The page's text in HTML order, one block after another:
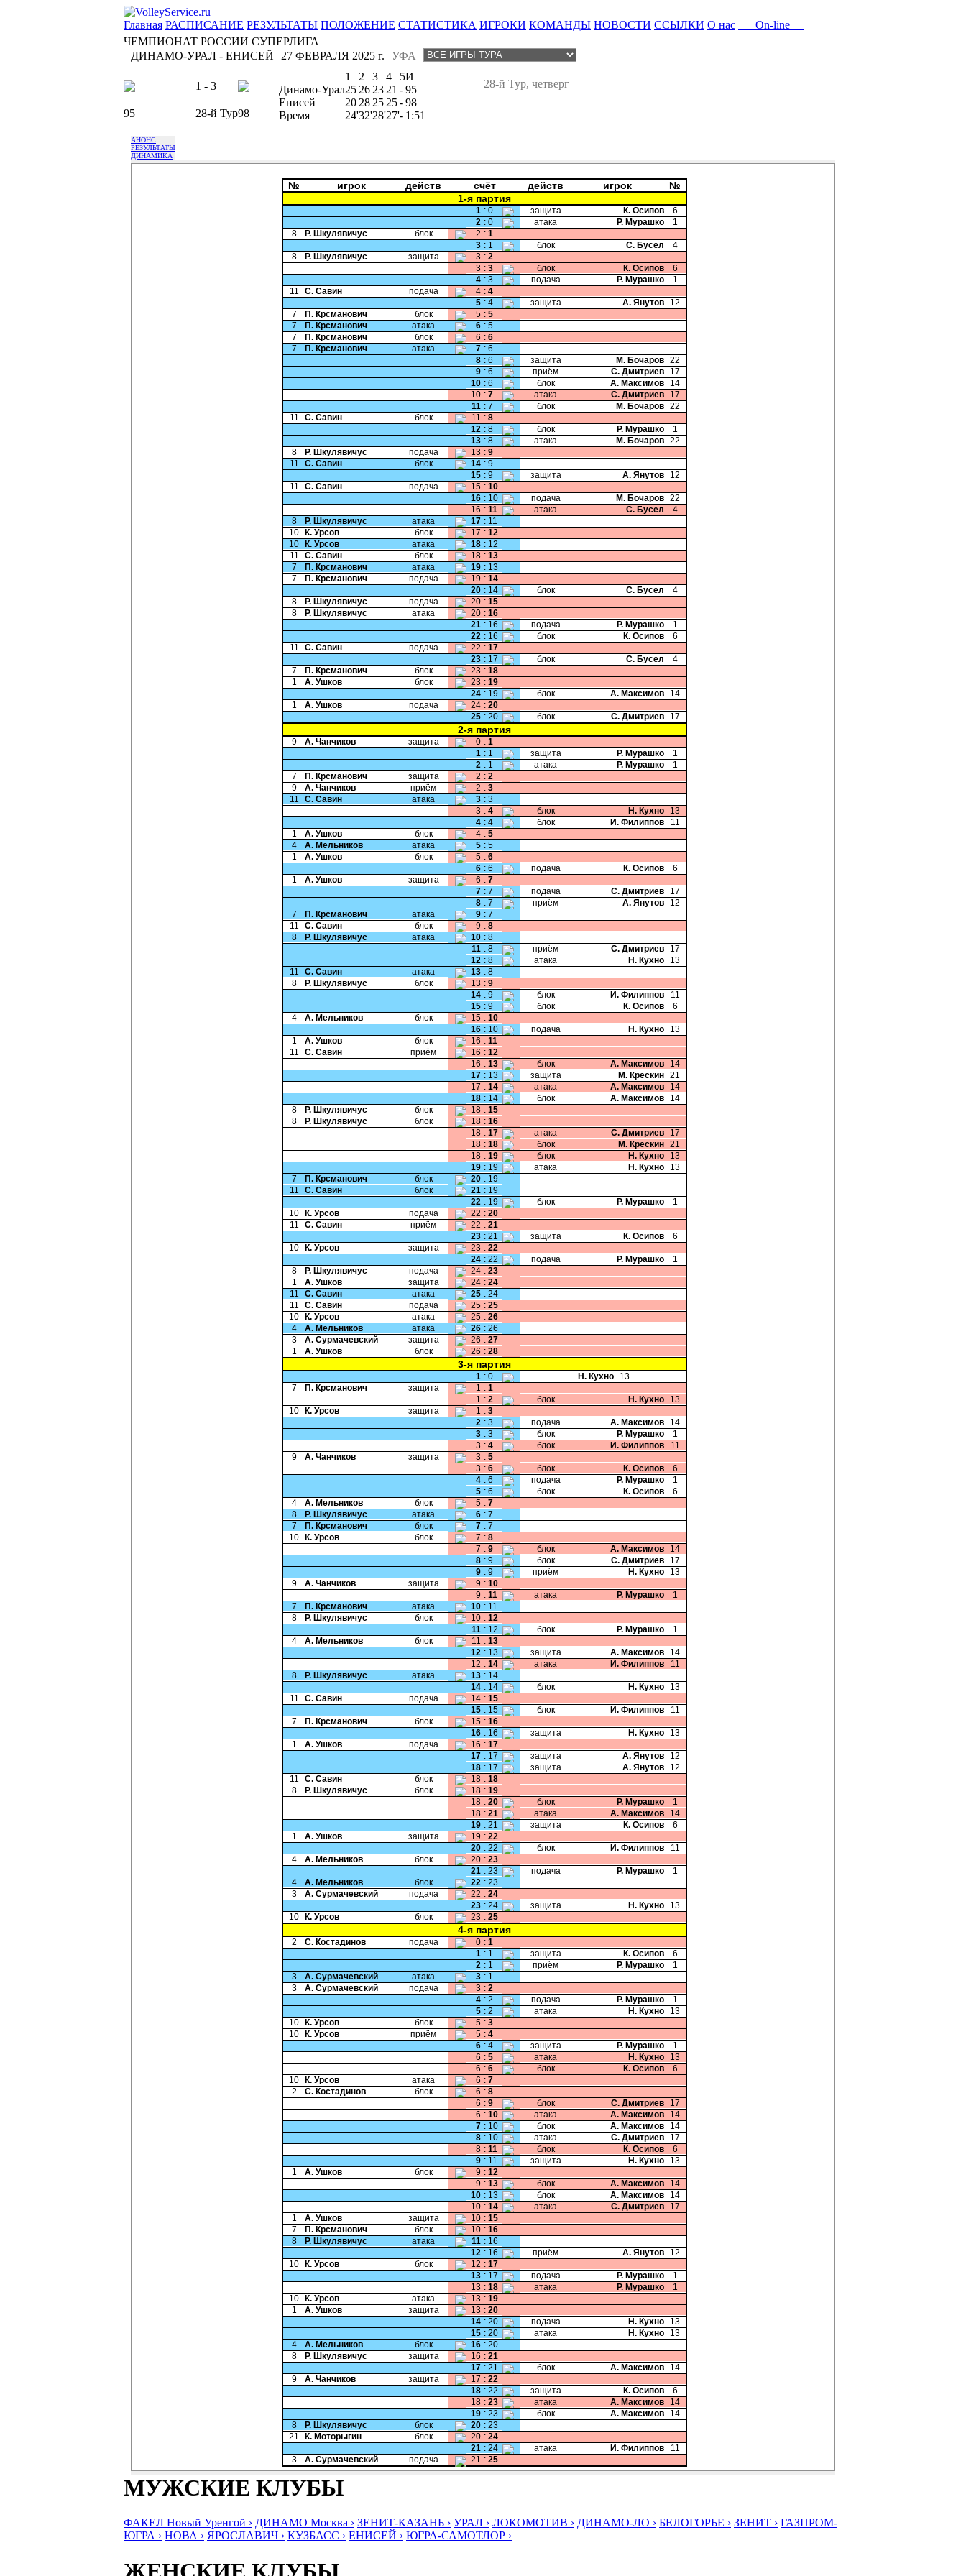
Главная РАСПИСАНИЕ РЕЗУЛЬТАТЫ ПОЛОЖЕНИЕ СТАТИСТИКА ИГРОКИ КОМАНДЫ НОВОСТИ ССЫЛКИ О нас
On-line
ЧЕМПИОНАТ РОССИИ СУПЕРЛИГА
ДИНАМО-УРАЛ - ЕНИСЕЙ
УФА
27 ФЕВРАЛЯ 2025 г.
1 - 3
95 28-й Тур98
28-й Тур, четверг
1 2 3 4 5И
Динамо-Урал25 26 23 21 -95
Енисей
20 28 25 25-98
Время
24'32'28'27'- 1:51
АНОНС
РЕЗУЛЬТАТЫ
ДИНАМИКА
№ игрок действ счёт действ игрок
№
1-я партия
1 : 0 защита К. Осипов
6
2 : 0 атака Р. Мурашко
1
8
Р. Шкулявичус блок 2 : 1
3 : 1 блок С. Бусел
4
8
Р. Шкулявичус защита 3 : 2
3 : 3 блок К. Осипов
6
4 : 3 подача Р. Мурашко
1
11
С. Савин подача 4 : 4
5 : 4 защита А. Янутов
12
7
П. Крсманович блок 5 : 5
7
П. Крсманович атака 6 : 5
7
П. Крсманович блок 6 : 6
7
П. Крсманович атака 7 : 6
8 : 6 защита М. Бочаров 22
9 : 6 приём С. Дмитриев
17
10 : 6 блок А. Максимов
14
10 : 7 атака С. Дмитриев
17
11 : 7 блок М. Бочаров 22
11
С. Савин блок 11 : 8
12 : 8 блок Р. Мурашко
1
13 : 8 атака М. Бочаров 22
8
Р. Шкулявичус подача 13 : 9
11
С. Савин блок 14 : 9
15 : 9 защита А. Янутов
12
11
С. Савин подача 15 : 10
16 : 10 подача М. Бочаров 22
16 : 11 атака С. Бусел
4
8
Р. Шкулявичус атака 17 : 11
10
К. Урсов блок 17 : 12
10
К. Урсов атака 18 : 12
11
С. Савин блок 18 : 13
7
П. Крсманович атака 19 : 13
7
П. Крсманович подача 19 : 14
20 : 14 блок С. Бусел
4
8
Р. Шкулявичус подача 20 : 15
8
Р. Шкулявичус атака 20 : 16
21 : 16 подача Р. Мурашко
1
22 : 16 блок К. Осипов
6
11
С. Савин подача 22 : 17
23 : 17 блок С. Бусел
4
7
П. Крсманович блок 23 : 18
1
А. Ушков блок 23 : 19
24 : 19 блок А. Максимов
14
1
А. Ушков подача 24 : 20
25 : 20 блок С. Дмитриев 17
2-я партия
9 А. Чанчиков защита 0 : 1
1 : 1 защита Р. Мурашко
1
2 : 1 атака Р. Мурашко
1
7
П. Крсманович защита 2 : 2
9
А. Чанчиков приём 2 : 3
11
С. Савин атака 3 : 3
3 : 4 блок Н. Кухно
13
4 : 4 блок И. Филиппов
11
1
А. Ушков блок 4 : 5
4
А. Мельников атака 5 : 5
1
А. Ушков блок 5 : 6
6 : 6 подача К. Осипов
6
1
А. Ушков защита 6 : 7
7 : 7 подача С. Дмитриев
17
8 : 7 приём А. Янутов
12
7
П. Крсманович атака 9 : 7
11
С. Савин блок 9 : 8
8
Р. Шкулявичус атака 10 : 8
11 : 8 приём С. Дмитриев
17
12 : 8 атака Н. Кухно
13
11
С. Савин атака 13 : 8
8
Р. Шкулявичус блок 13 : 9
14 : 9 блок И. Филиппов
11
15 : 9 блок К. Осипов
6
4
А. Мельников блок 15 : 10
16 : 10 подача Н. Кухно
13
1
А. Ушков блок 16 : 11
11
С. Савин приём 16 : 12
16 : 13 блок А. Максимов
14
17 : 13 защита М. Крескин 21
17 : 14 атака А. Максимов
14
18 : 14 блок А. Максимов
14
8
Р. Шкулявичус блок 18 : 15
8
Р. Шкулявичус блок 18 : 16
18 : 17 атака С. Дмитриев
17
18 : 18 блок М. Крескин 21
18 : 19 блок Н. Кухно
13
19 : 19 атака Н. Кухно
13
7
П. Крсманович блок 20 : 19
11
С. Савин блок 21 : 19
22 : 19 блок Р. Мурашко
1
10
К. Урсов подача 22 : 20
11
С. Савин приём 22 : 21
23 : 21 защита К. Осипов
6
10
К. Урсов защита 23 : 22
24 : 22 подача Р. Мурашко
1
8
Р. Шкулявичус подача 24 : 23
1
А. Ушков защита 24 : 24
11
С. Савин атака 25 : 24
11
С. Савин подача 25 : 25
10
К. Урсов атака 25 : 26
4
А. Мельников атака 26 : 26
3
А. Сурмачевский защита 26 : 27
1
А. Ушков блок 26 : 28
3-я партия
1 : 0 Н. Кухно
13
7
П. Крсманович защита 1 : 1
1 : 2 блок Н. Кухно
13
10
К. Урсов защита 1 : 3
2 : 3 подача А. Максимов
14
3 : 3 блок Р. Мурашко
1
3 : 4 блок И. Филиппов
11
9
А. Чанчиков защита 3 : 5
3 : 6 блок К. Осипов
6
4 : 6 подача Р. Мурашко
1
5 : 6 блок К. Осипов
6
4
А. Мельников блок 5 : 7
8
Р. Шкулявичус атака 6 : 7
7
П. Крсманович блок 7 : 7
10
К. Урсов блок 7 : 8
7 : 9 блок А. Максимов
14
8 : 9 блок С. Дмитриев
17
9 : 9 приём Н. Кухно
13
9
А. Чанчиков защита 9 : 10
9 : 11 атака Р. Мурашко
1
7
П. Крсманович атака 10 : 11
8
Р. Шкулявичус блок 10 : 12
11 : 12 блок Р. Мурашко
1
4
А. Мельников блок 11 : 13
12 : 13 защита А. Максимов
14
12 : 14 атака И. Филиппов
11
8
Р. Шкулявичус атака 13 : 14
14 : 14 блок Н. Кухно
13
11
С. Савин подача 14 : 15
15 : 15 блок И. Филиппов
11
7
П. Крсманович блок 15 : 16
16 : 16 защита Н. Кухно
13
1
А. Ушков подача 16 : 17
17 : 17 защита А. Янутов
12
18 : 17 защита А. Янутов
12
11
С. Савин блок 18 : 18
8
Р. Шкулявичус блок 18 : 19
18 : 20 блок Р. Мурашко
1
18 : 21 атака А. Максимов
14
19 : 21 защита К. Осипов
6
1
А. Ушков защита 19 : 22
20 : 22 блок И. Филиппов
11
4
А. Мельников блок 20 : 23
21 : 23 подача Р. Мурашко
1
4
А. Мельников блок 22 : 23
3
А. Сурмачевский подача 22 : 24
23 : 24 защита Н. Кухно
13
10
К. Урсов блок 23 : 25
4-я партия
2 С. Костадинов подача 0 : 1
1 : 1 защита К. Осипов
6
2 : 1 приём Р. Мурашко
1
3
А. Сурмачевский атака 3 : 1
3
А. Сурмачевский подача 3 : 2
4 : 2 подача Р. Мурашко
1
5 : 2 атака Н. Кухно
13
10
К. Урсов блок 5 : 3
10
К. Урсов приём 5 : 4
6 : 4 защита Р. Мурашко
1
6 : 5 атака Н. Кухно
13
6 : 6 блок К. Осипов
6
10
К. Урсов атака 6 : 7
2
С. Костадинов блок 6 : 8
6 : 9 блок С. Дмитриев
17
6 : 10 атака А. Максимов
14
7 : 10 блок А. Максимов
14
8 : 10 атака С. Дмитриев
17
8 : 11 блок К. Осипов
6
9 : 11 защита Н. Кухно
13
1
А. Ушков блок 9 : 12
9 : 13 блок А. Максимов
14
10 : 13 блок А. Максимов
14
10 : 14 атака С. Дмитриев
17
1
А. Ушков защита 10 : 15
7
П. Крсманович блок 10 : 16
8
Р. Шкулявичус атака 11 : 16
12 : 16 приём А. Янутов
12
10
К. Урсов блок 12 : 17
13 : 17 подача Р. Мурашко
1
13 : 18 атака Р. Мурашко
1
10
К. Урсов атака 13 : 19
1
А. Ушков защита 13 : 20
14 : 20 подача Н. Кухно
13
15 : 20 атака Н. Кухно
13
4
А. Мельников блок 16 : 20
8
Р. Шкулявичус защита 16 : 21
17 : 21 блок А. Максимов
14
9
А. Чанчиков защита 17 : 22
18 : 22 защита К. Осипов
6
18 : 23 атака А. Максимов
14
19 : 23 блок А. Максимов
14
8
Р. Шкулявичус блок 20 : 23
21
К. Моторыгин блок 20 : 24
21 : 24 атака И. Филиппов
11
3
А. Сурмачевский подача 21 : 25
МУЖСКИЕ КЛУБЫ
ФАКЕЛ Новый Уренгой › ДИНАМО Москва › ЗЕНИТ-КАЗАНЬ › УРАЛ › ЛОКОМОТИВ › ДИНАМО-ЛО › БЕЛОГОРЬЕ › ЗЕНИТ › ГАЗПРОМ-
ЮГРА › НОВА › ЯРОСЛАВИЧ › КУЗБАСС › ЕНИСЕЙ › ЮГРА-САМОТЛОР ›